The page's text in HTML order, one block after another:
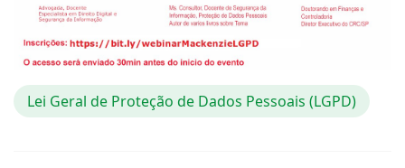
Lei Geral de Proteção de Dados Pessoais (LGPD)